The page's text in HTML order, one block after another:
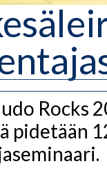
Rocks
pidetään